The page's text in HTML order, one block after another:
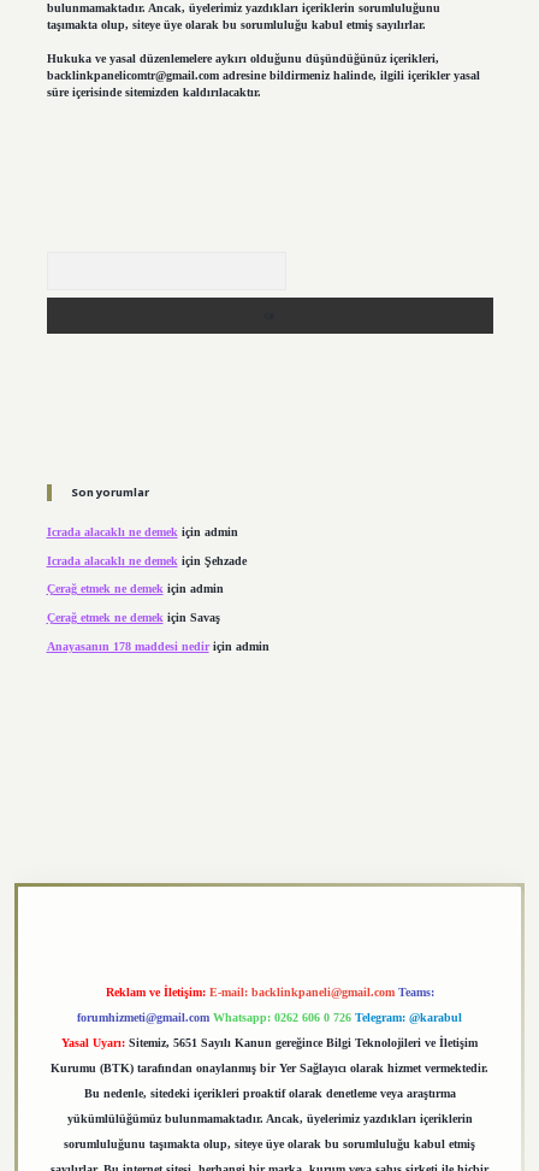
bulunmamaktadır. Ancak, üyelerimiz yazdıkları içeriklerin sorumluluğunu
taşımakta olup, siteye üye olarak bu sorumluluğu kabul etmiş sayılırlar.
Hukuka ve yasal düzenlemelere aykırı olduğunu düşündüğünüz içerikleri,
backlinkpanelicomtr@gmail.comadresine bildirmeniz halinde, ilgili içerikler yasal
süre içerisinde sitemizden kaldırılacaktır.
Son yorumlar
Icrada alacaklı ne demek için admin
Icrada alacaklı ne demek için Şehzade
Çerağ etmek ne demekiçin admin
Çerağ etmek ne demek için Savaş
Anayasanın 178 maddesi nediriçin admin
Reklam ve İletişim: E-mail: backlinkpaneli@gmail.com Teams:
forumhizmeti@gmail.com Whatsapp: 0262 606 0 726 Telegram: @karabul
Yasal Uyarı: Sitemiz, 5651 Sayılı Kanun gereğince Bilgi Teknolojileri ve İletişim
Kurumu (BTK) tarafından onaylanmış bir Yer Sağlayıcı olarak hizmet vermektedir.
Bu nedenle, sitedeki içerikleri proaktif olarak denetleme veya araştırma
yükümlülüğümüz bulunmamaktadır. Ancak, üyelerimiz yazdıkları içeriklerin
sorumluluğunu taşımakta olup, siteye üye olarak bu sorumluluğu kabul etmiş